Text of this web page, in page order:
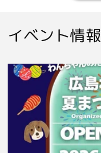
イベント情報